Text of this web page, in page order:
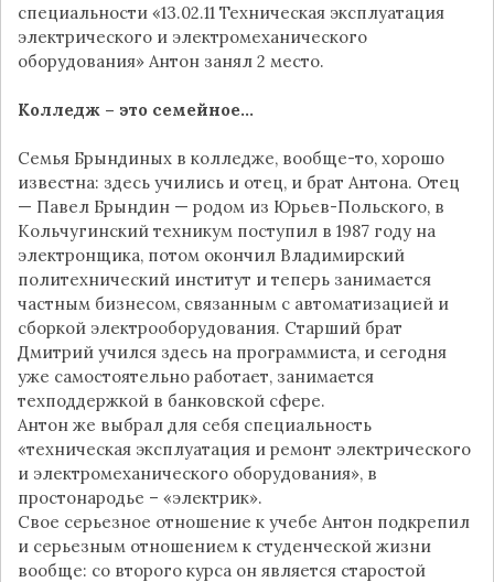
специальности «13.02.11 Техническая эксплуатация
электрического и электромеханического
оборудования» Антон занял 2 место.
Колледж – это семейное…
Семья Брындиных в колледже, вообще-то, хорошо
известна: здесь учились и отец, и брат Антона. Отец
— Павел Брындин — родом из Юрьев-Польского, в
Кольчугинский техникум поступил в 1987 году на
электронщика, потом окончил Владимирский
политехнический институт и теперь занимается
частным бизнесом, связанным с автоматизацией и
сборкой электрооборудования. Старший брат
Дмитрий учился здесь на программиста, и сегодня
уже самостоятельно работает, занимается
техподдержкой в банковской сфере.
Антон же выбрал для себя специальность
«техническая эксплуатация и ремонт электрического
и электромеханического оборудования», в
простонародье – «электрик».
Свое серьезное отношение к учебе Антон подкрепил
и серьезным отношением к студенческой жизни
вообще: со второго курса он является старостой